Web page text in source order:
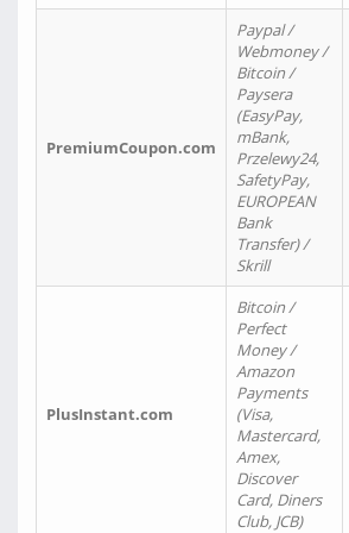
PremiumCoupon.com
Paypal /
Webmoney /
Bitcoin /
Paysera
(EasyPay,
mBank,
Przelewy24,
SafetyPay,
EUROPEAN
Bank
Transfer) /
Skrill
PlusInstant.com
Bitcoin /
Perfect
Money /
Amazon
Payments
(Visa,
Mastercard,
Amex,
Discover
Card, Diners
Club, JCB)